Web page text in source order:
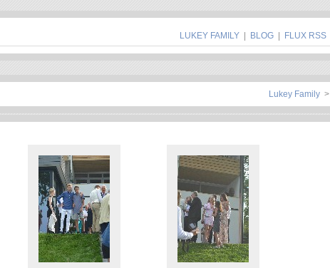
LUKEY FAMILY BLOG FLUX RSS
Lukey Family >